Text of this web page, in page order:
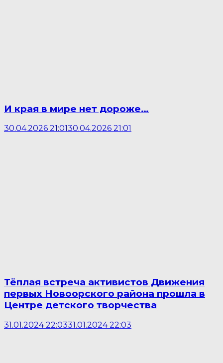
И края в мире нет дороже…
30.04.2026 21:0130.04.2026 21:01
Тёплая встреча активистов Движения
первых Новоорского района прошла в
Центре детского творчества
31.01.2024 22:0331.01.2024 22:03